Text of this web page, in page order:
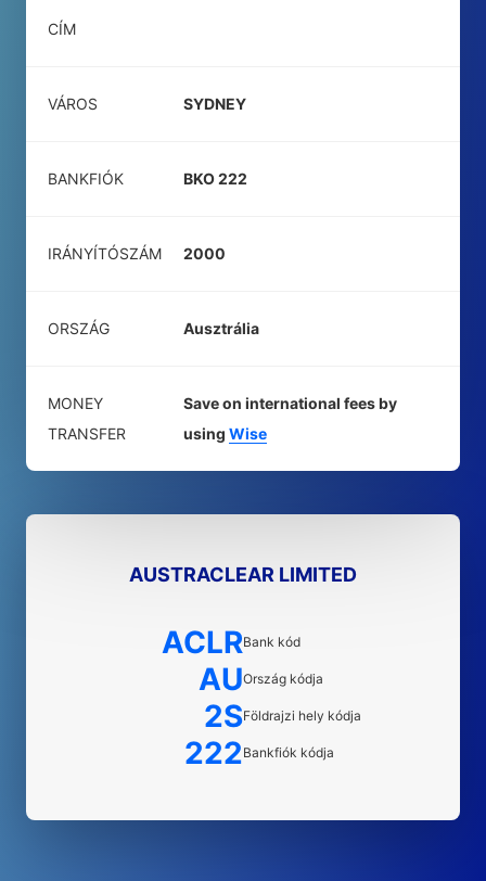
CÍM
VÁROS SYDNEY
BANKFIÓK BKO 222
IRÁNYÍTÓSZÁM 2000
ORSZÁG Ausztrália
MONEY
TRANSFER
Save on international fees by
using Wise
AUSTRACLEAR LIMITED
ACLRBank kód
AUOrszág kódja
2SFöldrajzi hely kódja
222Bankfiók kódja